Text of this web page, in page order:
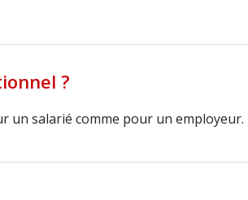
?
un salarié comme pour un employeur.